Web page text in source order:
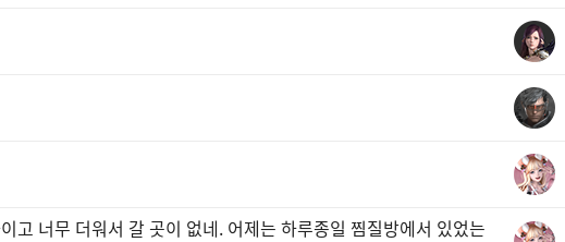
고 너무 더워서 갈 곳이 없네. 어제는 하루종일 찜질방에서 있었는